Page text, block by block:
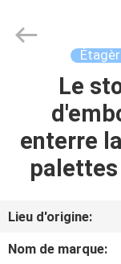
MAISON
PRODUITS
VIDÉOS
AU
Display
Shelves
Le
enterre
Lieu d'origine:
Nom de marque: